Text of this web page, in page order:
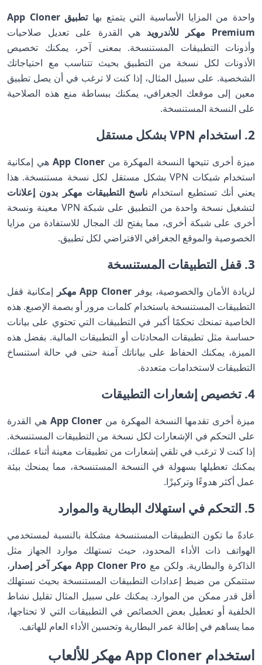
واحدة من المزايا الأساسية التي يتمتع بها
تطبيق App Cloner
Premium مهكر للأندرويد
هي القدرة على تعديل صلاحيات
وأذونات التطبيقات المستنسخة. بمعنى آخر، يمكنك تخصيص
الأذونات لكل نسخة من التطبيق بحيث تتناسب مع احتياجاتك
الشخصية. على سبيل المثال، إذا كنت لا ترغب في أن يصل تطبيق
معين إلى موقعك الجغرافي، يمكنك ببساطة منع هذه الصلاحية
على النسخة المستنسخة.
2. استخدام VPN بشكل مستقل
ميزة أخرى تتيحها النسخة المهكرة منApp Cloner هي إمكانية
استخدام شبكات VPN بشكل مستقل لكل نسخة مستنسخة. هذا
يعني أنك تستطيع استخدام ناسخ التطبيقات مهكر بدون إعلانات
لتشغيل نسخة واحدة من التطبيق على شبكة VPN معينة ونسخة
أخرى على شبكة أخرى، مما يفتح لك المجال للاستفادة من مزايا
الخصوصية والموقع الجغرافي الافتراضي لكل تطبيق.
3. قفل التطبيقات المستنسخة
لزيادة الأمان والخصوصية، يوفر App Cloner مهكر
إمكانية قفل
التطبيقات المستنسخة باستخدام كلمات مرور أو بصمة الإصبع. هذه
الخاصية تمنحك تحكمًا أكبر في التطبيقات التي تحتوي على بيانات
حساسة مثل تطبيقات المحادثات أو التطبيقات المالية. بفضل هذه
الميزة، يمكنك الحفاظ على بياناتك آمنة حتى في حالة استنساخ
التطبيقات لاستخدامات متعددة.
4. تخصيص إشعارات التطبيقات
ميزة أخرى تقدمها النسخة المهكرة من App Cloner هي القدرة
على التحكم في الإشعارات لكل نسخة من التطبيقات المستنسخة.
إذا كنت لا ترغب في تلقي إشعارات من تطبيقات معينة أثناء عملك،
يمكنك تعطيلها بسهولة في النسخة المستنسخة، مما يمنحك بيئة
عمل أكثر هدوءًا وتركيزًا.
5. التحكم في استهلاك البطارية والموارد
عادةً ما تكون التطبيقات المستنسخة مشكلة بالنسبة لمستخدمي
الهواتف ذات الأداء المحدود، حيث تستهلك موارد الجهاز مثل
الذاكرة والبطارية. ولكن مع App Cloner Pro مهكر آخر إصدار
،
ستتمكن من ضبط إعدادات التطبيقات المستنسخة بحيث تستهلك
أقل قدر ممكن من الموارد. يمكنك على سبيل المثال تقليل نشاط
الخلفية أو تعطيل بعض الخصائص في التطبيقات التي لا تحتاجها،
مما يساهم في إطالة عمر البطارية وتحسين الأداء العام للهاتف.
استخدام App Cloner مهكر للألعاب